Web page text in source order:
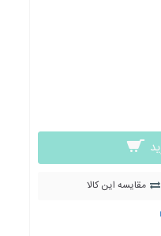
مقایسه این کالا